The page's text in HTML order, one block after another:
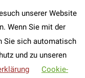
Search:
2025 – wir
unserer Website
Wenn Sie mit der
Sie sich automatisch
und zu unseren
Cookie-